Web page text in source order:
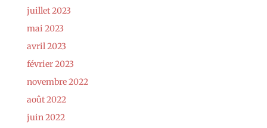
juillet 2023
mai 2023
avril 2023
février 2023
novembre 2022
août 2022
juin 2022